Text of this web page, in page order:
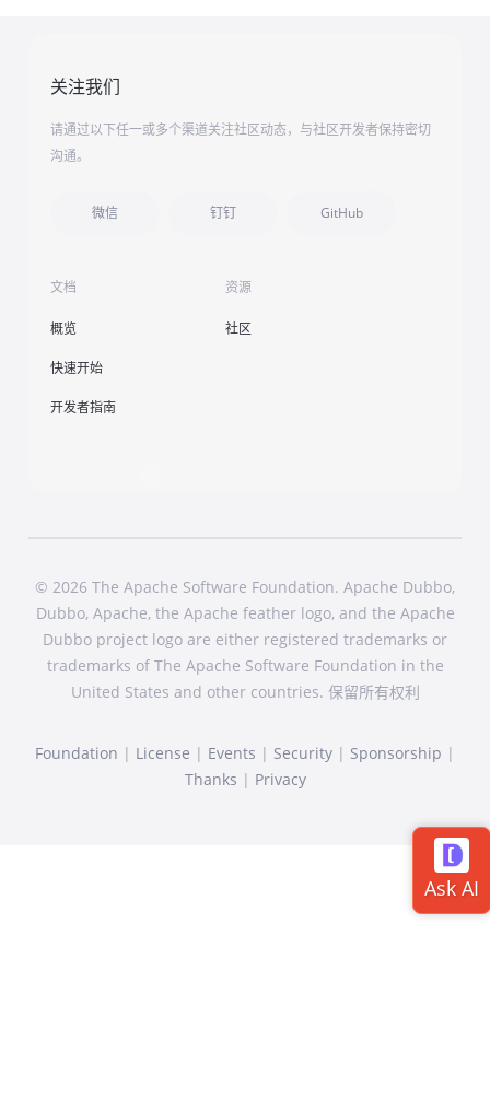
关注我们
请通过以下任一或多个渠道关注社区动态，与社区开发者保持密切
沟通。
微信 钉钉 GitHub
文档
概览
快速开始
开发者指南
资源
社区
© 2026 The Apache Software Foundation. Apache Dubbo,
Dubbo, Apache, the Apache feather logo, and the Apache
Dubbo project logo are either registered trademarks or
trademarks of The Apache Software Foundation in the
United States and other countries. 保留所有权利
Foundation | License | Events | Security | Sponsorship |
Thanks | Privacy